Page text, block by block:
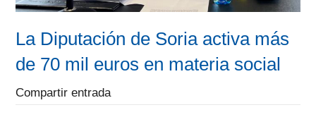
La Diputación de Soria activa más
de 70 mil euros en materia social
Compartir entrada